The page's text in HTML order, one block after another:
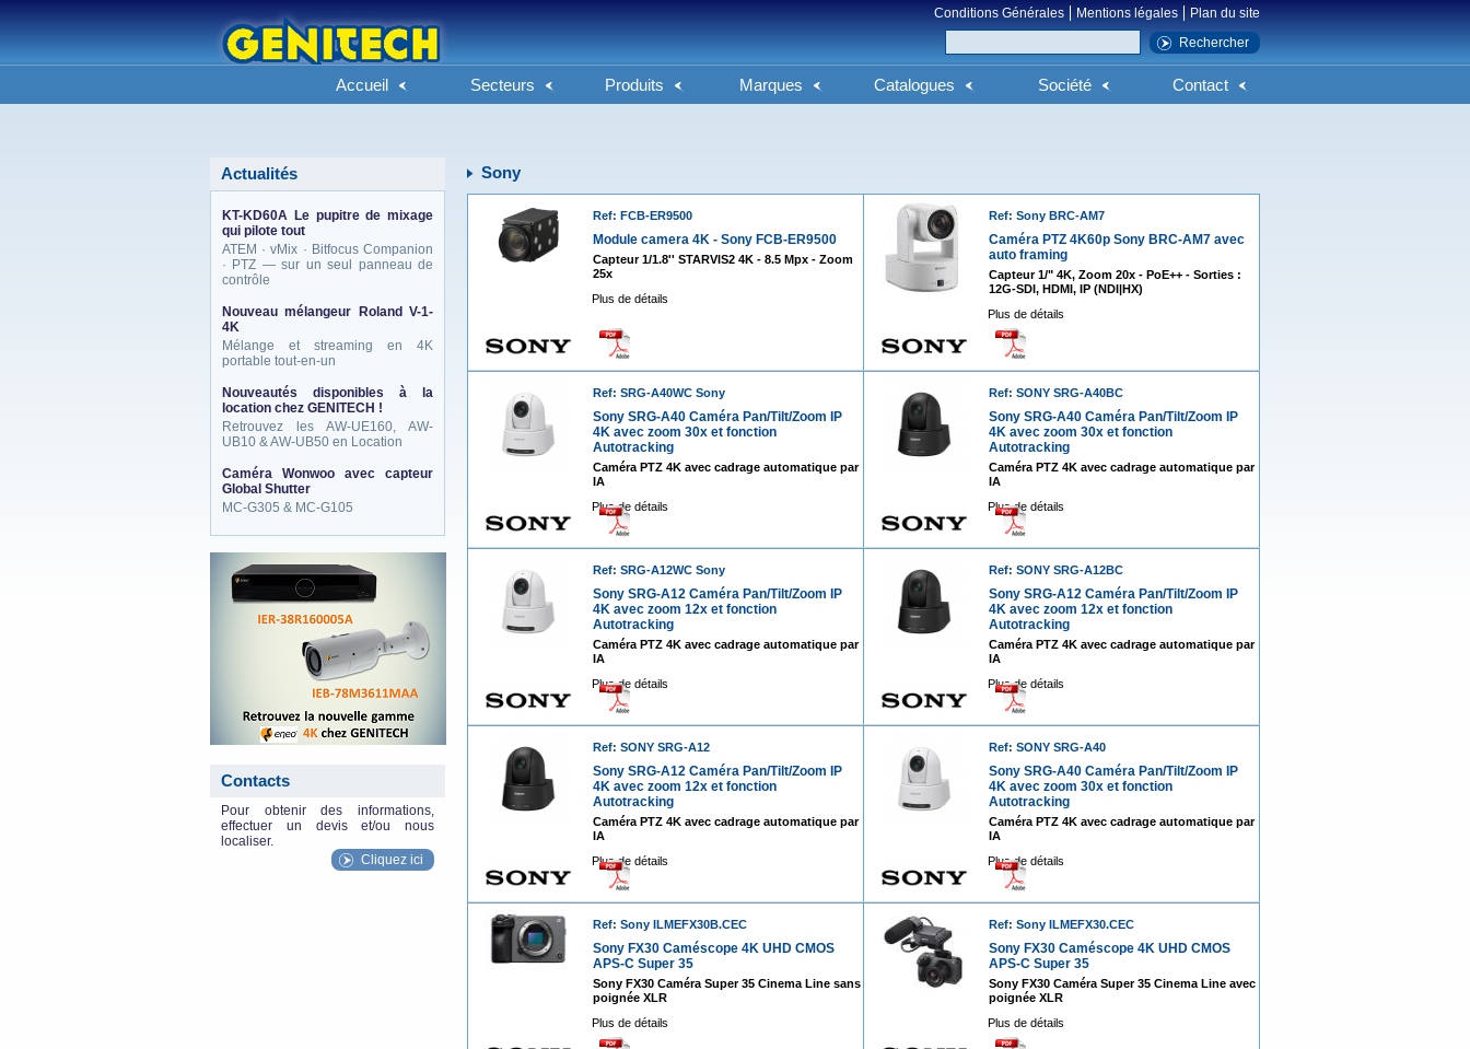
Conditions Générales Mentions légales Plan du site
Accueil Secteurs Produits Marques Catalogues Société Contact
Actualités
KT-KD60A Le pupitre de mixage
qui pilote tout
ATEM · vMix · Bitfocus Companion
· PTZ — sur un seul panneau de
contrôle
Nouveau mélangeur Roland V-1-
4K
Mélange et streaming en 4K
portable tout-en-un
Nouveautés disponibles à la
location chez GENITECH !
Retrouvez les AW-UE160, AW-
UB10 & AW-UB50 en Location
Caméra Wonwoo avec capteur
Global Shutter
MC-G305 & MC-G105
Contacts
Pour obtenir des informations,
effectuer un devis et/ou nous
localiser.
Cliquez ici
Sony
Ref: FCB-ER9500
Module camera 4K - Sony FCB-ER9500
Capteur 1/1.8'' STARVIS2 4K - 8.5 Mpx - Zoom
25x
Plus de détails
Ref: Sony BRC-AM7
Caméra PTZ 4K60p Sony BRC-AM7 avec
auto framing
Capteur 1/" 4K, Zoom 20x - PoE++ - Sorties :
12G-SDI, HDMI, IP (NDI|HX)
Plus de détails
Ref: SRG-A40WC Sony
Sony SRG-A40 Caméra Pan/Tilt/Zoom IP
4K avec zoom 30x et fonction
Autotracking
Caméra PTZ 4K avec cadrage automatique par
IA
Plus de détails
Ref: SONY SRG-A40BC
Sony SRG-A40 Caméra Pan/Tilt/Zoom IP
4K avec zoom 30x et fonction
Autotracking
Caméra PTZ 4K avec cadrage automatique par
IA
Plus de détails
Ref: SRG-A12WC Sony
Sony SRG-A12 Caméra Pan/Tilt/Zoom IP
4K avec zoom 12x et fonction
Autotracking
Caméra PTZ 4K avec cadrage automatique par
IA
Plus de détails
Ref: SONY SRG-A12BC
Sony SRG-A12 Caméra Pan/Tilt/Zoom IP
4K avec zoom 12x et fonction
Autotracking
Caméra PTZ 4K avec cadrage automatique par
IA
Plus de détails
Ref: SONY SRG-A12
Sony SRG-A12 Caméra Pan/Tilt/Zoom IP
4K avec zoom 12x et fonction
Autotracking
Caméra PTZ 4K avec cadrage automatique par
IA
Plus de détails
Ref: SONY SRG-A40
Sony SRG-A40 Caméra Pan/Tilt/Zoom IP
4K avec zoom 30x et fonction
Autotracking
Caméra PTZ 4K avec cadrage automatique par
IA
Plus de détails
Ref: Sony ILMEFX30B.CEC
Sony FX30 Caméscope 4K UHD CMOS
APS-C Super 35
Sony FX30 Caméra Super 35 Cinema Line sans
poignée XLR
Plus de détails
Ref: Sony ILMEFX30.CEC
Sony FX30 Caméscope 4K UHD CMOS
APS-C Super 35
Sony FX30 Caméra Super 35 Cinema Line avec
poignée XLR
Plus de détails